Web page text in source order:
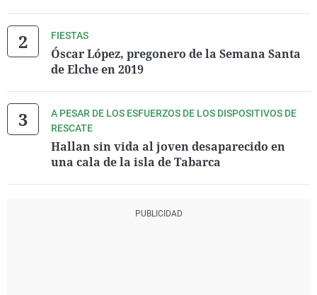
FIESTAS
Óscar López, pregonero de la Semana Santa
de Elche en 2019
A PESAR DE LOS ESFUERZOS DE LOS DISPOSITIVOS DE
RESCATE
Hallan sin vida al joven desaparecido en
una cala de la isla de Tabarca